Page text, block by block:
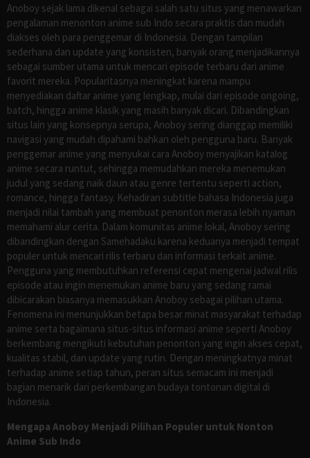
Anoboy sejak lama dikenal sebagai salah satu situs yang menawarkan
pengalaman menonton anime sub Indo secara praktis dan mudah
diakses oleh para penggemar di Indonesia. Dengan tampilan
sederhana dan update yang konsisten, banyak orang menjadikannya
sebagai sumber utama untuk mencari episode terbaru dari anime
favorit mereka. Popularitasnya meningkat karena mampu
menyediakan daftar anime yang lengkap, mulai dari episode ongoing,
batch, hingga anime klasik yang masih banyak dicari. Dibandingkan
situs lain yang konsepnya serupa, Anoboy sering dianggap memiliki
navigasi yang mudah dipahami bahkan oleh pengguna baru. Banyak
penggemar anime yang menyukai cara Anoboy menyajikan katalog
anime secara runtut, sehingga memudahkan mereka menemukan
judul yang sedang naik daun atau genre tertentu seperti action,
romance, hingga fantasy. Kehadiran subtitle bahasa Indonesia juga
menjadi nilai tambah yang membuat penonton merasa lebih nyaman
memahami alur cerita. Dalam komunitas anime lokal, Anoboy sering
dibandingkan dengan Samehadaku karena keduanya menjadi tempat
populer untuk mencari rilis terbaru dan informasi terkait anime.
Pengguna yang membutuhkan referensi cepat mengenai jadwal rilis
episode atau ingin menemukan anime baru yang sedang ramai
dibicarakan biasanya memasukkan Anoboy sebagai pilihan utama.
Fenomena ini menunjukkan betapa besar minat masyarakat terhadap
anime serta bagaimana situs-situs informasi anime seperti Anoboy
berkembang mengikuti kebutuhan penonton yang ingin akses cepat,
kualitas stabil, dan update yang rutin. Dengan meningkatnya minat
terhadap anime setiap tahun, peran situs semacam ini menjadi
bagian menarik dari perkembangan budaya tontonan digital di
Indonesia.
Mengapa Anoboy Menjadi Pilihan Populer untuk Nonton
Anime Sub Indo